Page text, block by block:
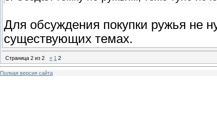
Для обсуждения покупки ружья не
существующих темах.
Страница 2 из 2 « 1 2
Полная версия сайта